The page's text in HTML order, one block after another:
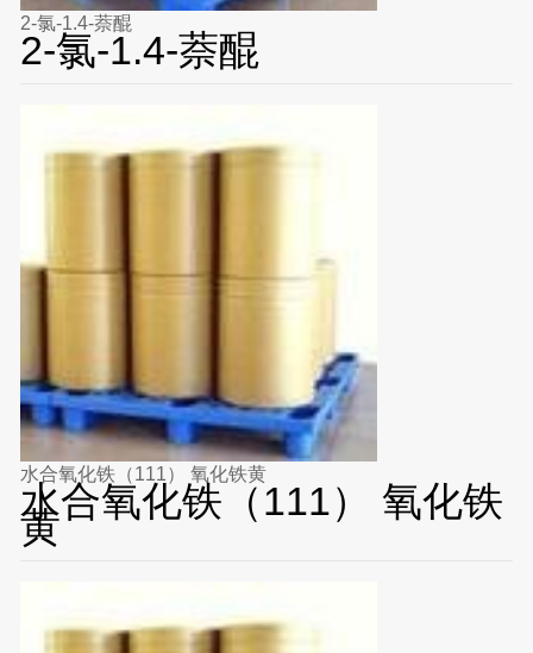
2-氯-1.4-萘醌
2-氯-1.4-萘醌
水合氧化铁（111） 氧化铁黄
水合氧化铁（111） 氧化铁
黄